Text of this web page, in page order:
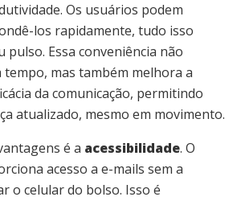
Os usuários podem
los rapidamente, tudo isso
pulso. Essa conveniência não
tempo, mas também melhora a
da comunicação, permitindo
atualizado, mesmo em movimento.
é a acessibilidade. O
acesso a e-mails sem a
o celular do bolso. Isso é